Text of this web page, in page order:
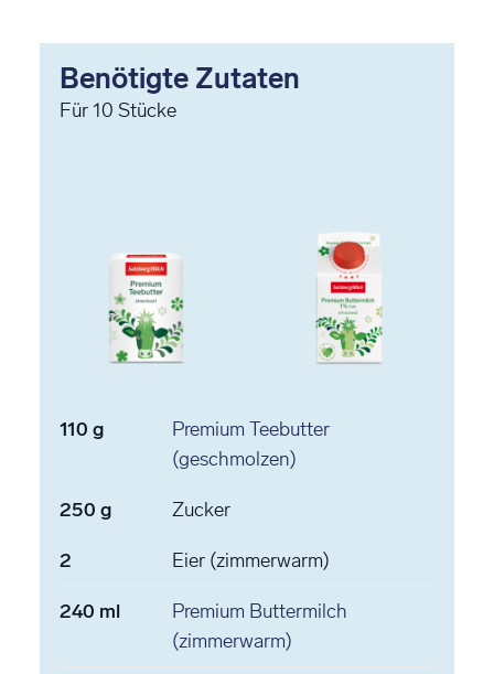
Benötigte Zutaten
Für 10 Stücke
110 g
Premium Teebutter
(geschmolzen)
250 g Zucker
2 Eier (zimmerwarm)
240 ml
Premium Buttermilch
(zimmerwarm)